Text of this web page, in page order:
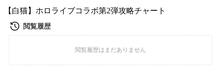
【白猫】ホロライブコラボ第2弾攻略チャート